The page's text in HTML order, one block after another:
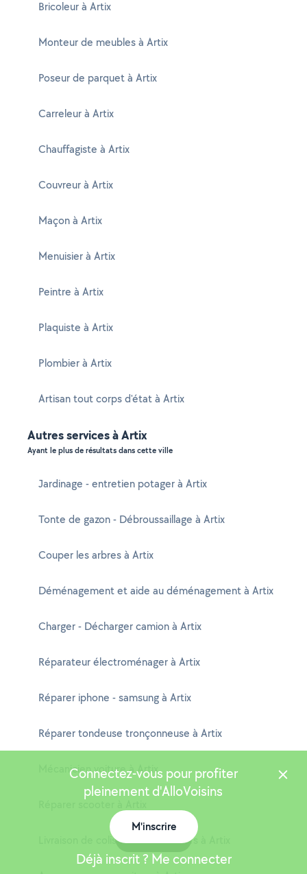
Bricoleur à Artix
Monteur de meubles à Artix
Poseur de parquet à Artix
Carreleur à Artix
Chauffagiste à Artix
Couvreur à Artix
Maçon à Artix
Menuisier à Artix
Peintre à Artix
Plaquiste à Artix
Plombier à Artix
Artisan tout corps d'état à Artix
Autres services à Artix
Ayant le plus de résultats dans cette ville
Jardinage - entretien potager à Artix
Tonte de gazon - Débroussaillage à Artix
Couper les arbres à Artix
Déménagement et aide au déménagement à Artix
Charger - Décharger camion à Artix
Réparateur électroménager à Artix
Réparer iphone - samsung à Artix
Réparer tondeuse tronçonneuse à Artix
Mécanicien voiture à Artix
Livraison de colis entre particuliers à Artix
Connectez-vous pour profiter
pleinement d'AlloVoisins
M'inscrire
Déjà inscrit ? Me connecter